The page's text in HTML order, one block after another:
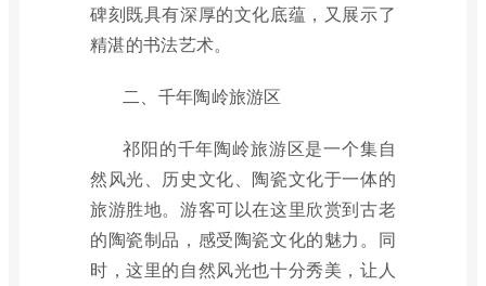
碑刻既具有深厚的文化底蕴，又展示了
精湛的书法艺术。
二、千年陶岭旅游区
祁阳的千年陶岭旅游区是一个集自
然风光、历史文化、陶瓷文化于一体的
旅游胜地。游客可以在这里欣赏到古老
的陶瓷制品，感受陶瓷文化的魅力。同
时，这里的自然风光也十分秀美，让人